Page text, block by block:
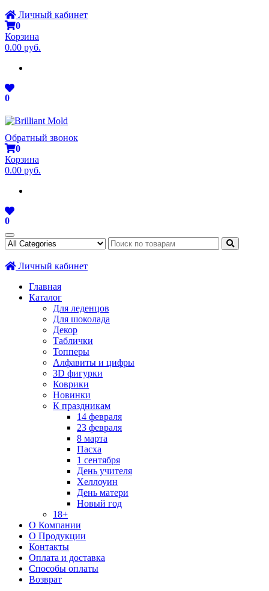
Личный кабинет
0
Корзина
0.00 руб.
0
Обратный звонок
0
Корзина
0.00 руб.
0
Личный кабинет
Главная
Каталог
Для леденцов
Для шоколада
Декор
Таблички
Топперы
Алфавиты и цифры
3D фигурки
Коврики
Новинки
К праздникам
14 февраля
23 февраля
8 марта
Пасха
1 сентября
День учителя
Хеллоуин
День матери
Новый год
18+
О Компании
О Продукции
Контакты
Оплата и доставка
Способы оплаты
Возврат